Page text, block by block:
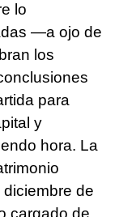
lo
—a ojo de
los
para
y
hora. La
de
cargado de